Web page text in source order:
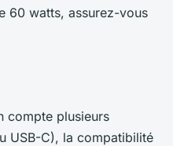
60 watts, assurez-vous
compte plusieurs
USB-C), la compatibilité